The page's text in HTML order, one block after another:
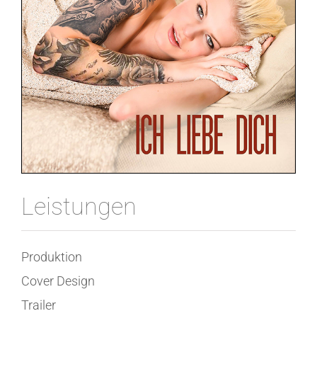
Leistungen
Produktion
Cover Design
Trailer